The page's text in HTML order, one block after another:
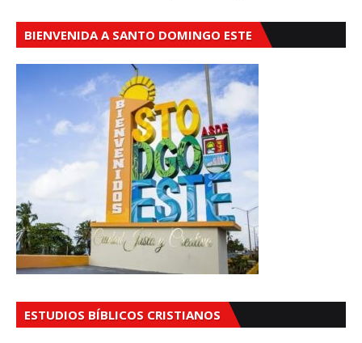
BIENVENIDA A SANTO DOMINGO ESTE
ESTUDIOS BÍBLICOS CRISTIANOS